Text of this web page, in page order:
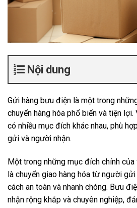
Nội dung
Gửi hàng bưu điện là một trong
chuyển hàng hóa phổ biến và tiện
có nhiều mục đích khác nhau, phù
gửi và người nhận.
Một trong những mục đích chính
là chuyển giao hàng hóa từ người
cách an toàn và nhanh chóng. Bưu
nhận rộng khắp và chuyên nghiệp,